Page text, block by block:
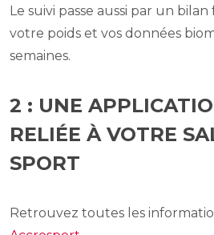
Le suivi passe aussi par un
votre poids et vos données
semaines.
2 : UNE
RELIÉE À VOTRE
SPORT
Retrouvez toutes les